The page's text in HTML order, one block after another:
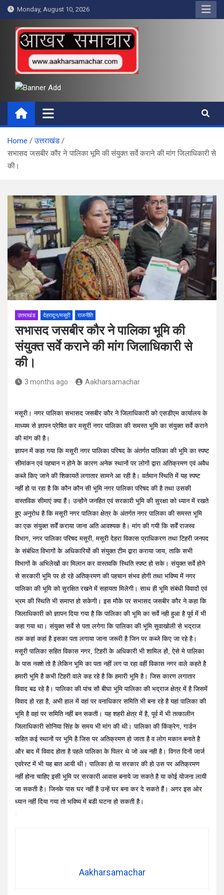
Skip
to
content
Monday, August 10, 2026
आखर समाचार
Home
उत्तराखंड
सभासद जसबीर कौर ने पालिका भूमि की संयुक्त सर्वे कराने की मांग जिलाधिकारी से
की।
उत्तराखंड देहरादून/मसूरी राजनीति
सभासद जसबीर कौर ने पालिका भूमि की
संयुक्त सर्वे कराने की मांग जिलाधिकारी से
की।
3 months ago Aakharsamachar
मसूरी। नगर पालिका सभासद जसबीर कौर ने जिलाधिकारी को एसडीएम कार्यालय के
माध्यम से ज्ञापन प्रेषित कर मसूरी नगर पालिका की समस्त भूमि का संयुक्त सर्वे कराने
की मांग की है।
ज्ञापन में कहा गया कि मसूरी नगर पालिका परिषद के अंतर्गत पालिका की भूमि का स्पष्ट
सीमांकन एवं पहचान न होने के कारण अनेक स्थानों पर लोगों द्वारा अतिक्रमण एवं अवैध
कब्जे किए जाने की शिकायतें लगातार सामने आ रही है। वर्तमान स्थिति में यह स्पष्ट
नहीं हो पा रहा है कि कौन कौन सी भूमि नगर पालिका परिषद की है तथा उसकी
वास्तविक सीमाएं क्या हैं। उन्होंने जनहित एवं सरकारी भूमि की सुरक्षा को ध्यान में रखते
हुए अनुरोध है कि मसूरी नगर पालिका क्षेत्र के अंतर्गत नगर पालिका की समस्त भूमि
का एक संयुक्त सर्वें कराया जाना अति आवश्यक है। मांग की गयी कि सर्वें राजस्व
विभाग, नगर पालिका परिषद मसूरी, मसूरी देहरा विकास प्राधिकरण तथा टिहरी जनपद
के संबंधित विभागों के अधिकारियों की संयुक्त टीम द्वारा कराया जाय, ताकि सभी
विभागों के अभिलेखों का मिलान कर वास्तवकि स्थिति स्पष्ट हो सके। संयुक्त सर्वे होने
से सरकारी भूमि पर हो रहे अतिक्रमण की पहचान संभव होगी तथा भविष्य में नगर
पालिका की भूमि को सुरक्षित रखने में सहायता मिलेगी। साथ ही भूमि संबंधी विवादों एवं
भ्रम की स्थिति भी समाप्त हो सकेगी। इस मौके पर सभासद जसबीर कौर ने कहा कि
जिलाधिकारी को ज्ञापन दिया गया है कि पालिका की भूमि का सर्वे नही हुआ है पूर्व में भी
कहा गया था। संयुक्त सर्वे से पता लगेगा कि पालिका की भूमि सुवाखोली से भद्राज
तक कहां कहां है इसका पता लगाया जाना जरूरी है जिन पर कब्जे किए जा रहे है।
मसूरी पालिका सहित विकास नगर, टिहरी के अधिकारी भी शामिल हों, ऐसे मे पालिका
के पास नक्शे तो है लेकिन भूमि का पता नहीं लग पा रहा वहीं विकास नगर वाले कहते है
हमारी भूमि है कभी टिहरी वाले कह रहे है कि हमारी भूमि है। जिस कारण लगातार
विवाद बढ रहे है। पालिका की पांच सौ बीघा भूमि पालिका की भद्राज क्षेत्र में है जिसमें
विवाद हो रहा है, अभी हाल में वहां पर वनाधिकार समिति भी बना रहे है यहां पालिका की
भूमि है वहां पर समिति नहीं बन सकती। यह शहरी क्षेत्र में है, पूर्व में भी तत्कालीन
जिलाधिकारी सोनिया सिंह के समय भी मांग की थी। पालिका की किंक्रेग, गार्डन
सहित कई स्थानों पर भूमि है जिस पर अतिक्रमण हो जाता है व लोग मकान बनाते है
और बाद में विवाद होता है पहले पालिका के पिलर थे जो अब नही है। विगत दिनों जार्ज
एवरेस्ट में भी यह बात आयी थी। पालिका हो या सरकार की हो उस पर अतिक्रमण
नहीं होना चाहिए इसी भूमि पर सरकारी आवास बनाये जा सकते है या कोई योजना लायी
जा सकती है। जिनके पास घर नहीं है उन्हें घर बना कर दे सकते हैं। अगर इस ओर
ध्यान नहीं दिया गया तो भविष्य में बडी घटना हो सकती है।
Aakharsamachar